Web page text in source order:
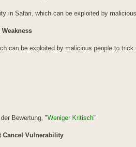
in Safari, which can be exploited by
can be exploited by malicious people to
Bewertung, "Weniger Kritisch"
Cancel Vulnerability